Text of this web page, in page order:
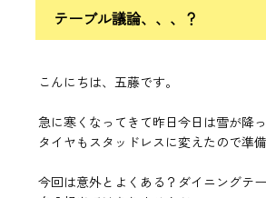
テーブル議論、、、？
こんにちは、五藤です。
急に寒くなってきて昨日今日は雪が降
タイヤもスタッドレスに変えたので準
今回は意外とよくある？ダイニングテ